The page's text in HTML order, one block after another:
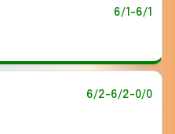
6/1-6/1
6/2-6/2-0/0